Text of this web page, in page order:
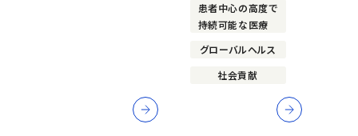
患者中心の高度で
持続可能な医療
グローバルヘルス
社会貢献